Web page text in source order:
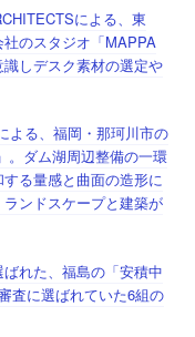
による、東
のスタジオ「MAPPA
しデスク素材の選定や
よる、福岡・那珂川市の
。ダム湖周辺整備の一環
る量感と曲面の造形に
ンドスケープと建築が
れた、福島の「安積中
査に選ばれていた6組の